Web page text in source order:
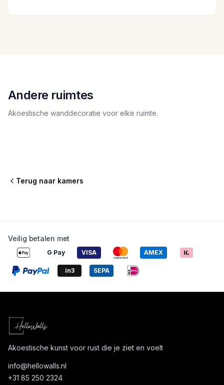
Andere ruimtes
Akoestische wanddecoratie voor elke ruimte.
Terug naar kamers
Veilig betalen met
G Pay VISA AMEX
in3 SEPA
Akoestische kunst voor rust die je ziet en voelt
info@hellowalls.nl
+31 85 250 2324